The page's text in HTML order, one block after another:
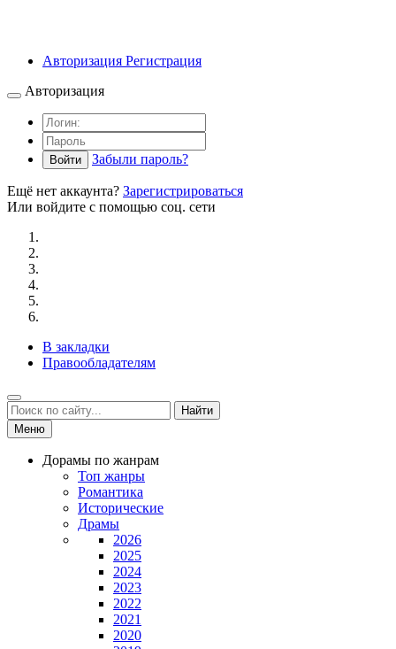
Авторизация Регистрация
Авторизация
Войти Забыли пароль?
Ещё нет аккаунта? Зарегистрироваться
Или войдите с помощью соц. сети
В закладки
Правообладателям
Найти
Меню
Дорамы по жанрам
Топ жанры
Романтика
Исторические
Драмы
2026
2025
2024
2023
2022
2021
2020